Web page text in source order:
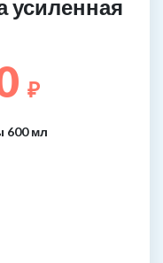
усиленная
₽
600 мл